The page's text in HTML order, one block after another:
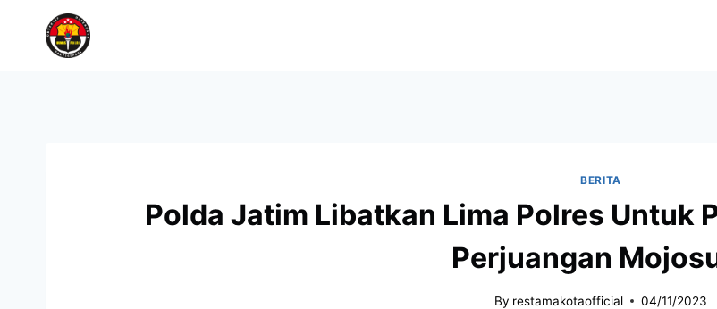
BERITA
Polda Jatim Libatkan Lima Polres Untuk
Perjuangan
By restamakotaofficial 04/11/2023